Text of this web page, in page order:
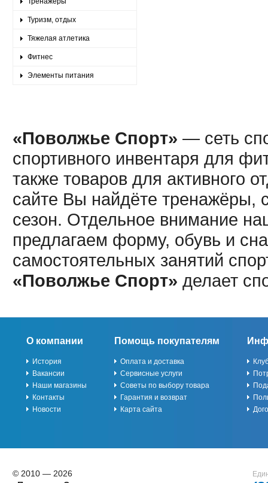
Туризм, отдых
Тяжелая атлетика
Фитнес
Элементы питания
«Поволжье Спорт» — сеть
спортивного инвентаря для
также товаров для активного
сайте Вы найдёте тренажёры,
сезон. Отдельное внимание
предлагаем форму, обувь и
самостоятельных занятий
«Поволжье Спорт» делает
О компании
История
Вакансии
Наши магазины
Контакты
Новости
Помощь покупателям
Оплата и доставка
Сервисные услуги
Советы по выбору товара
Гарантия и возврат
Карта сайта
© 2010 — 2026